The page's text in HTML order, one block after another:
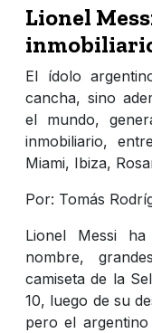
Lionel
El ídolo
cancha, sino
el mundo,
inmobiliario,
Miami, Ibiza,
Por: Tomás
Lionel Messi
nombre,
camiseta de la
10, luego de su
pero el